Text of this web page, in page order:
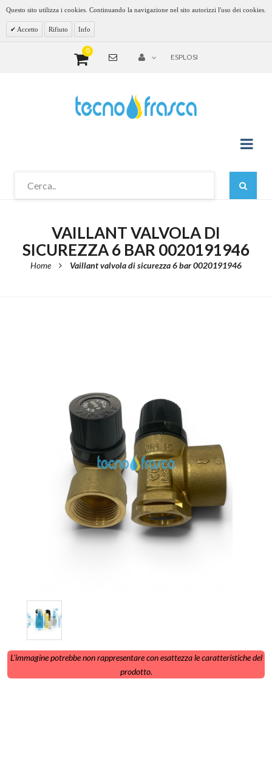
Questo sito utilizza i cookies. Continuando la navigazione nel sito autorizzi l'uso dei cookies.
Accetto Rifiuto Info
0
ESPLOSI
VAILLANT VALVOLA DI
SICUREZZA 6 BAR 0020191946
Home Vaillant valvola di sicurezza 6 bar 0020191946
L'immagine potrebbe non rappresentare con esattezza le caratteristiche del
prodotto.